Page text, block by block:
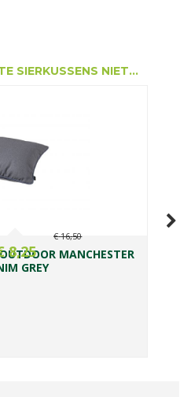
SIERKUSSENS NIET...
MANCHESTER
GREY
€ 16,50
8,25